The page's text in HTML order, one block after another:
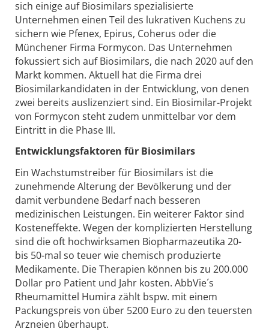
sich einige auf Biosimilars spezialisierte
Unternehmen einen Teil des lukrativen Kuchens zu
sichern wie Pfenex, Epirus, Coherus oder die
Münchener Firma Formycon. Das Unternehmen
fokussiert sich auf Biosimilars, die nach 2020 auf den
Markt kommen. Aktuell hat die Firma drei
Biosimilarkandidaten in der Entwicklung, von denen
zwei bereits auslizenziert sind. Ein Biosimilar-Projekt
von Formycon steht zudem unmittelbar vor dem
Eintritt in die Phase III.
Entwicklungsfaktoren für Biosimilars
Ein Wachstumstreiber für Biosimilars ist die
zunehmende Alterung der Bevölkerung und der
damit verbundene Bedarf nach besseren
medizinischen Leistungen. Ein weiterer Faktor sind
Kosteneffekte. Wegen der komplizierten Herstellung
sind die oft hochwirksamen Biopharmazeutika 20-
bis 50-mal so teuer wie chemisch produzierte
Medikamente. Die Therapien können bis zu 200.000
Dollar pro Patient und Jahr kosten. AbbVie´s
Rheumamittel Humira zählt bspw. mit einem
Packungspreis von über 5200 Euro zu den teuersten
Arzneien überhaupt.